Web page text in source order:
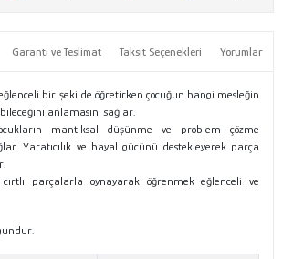
Garanti ve Teslimat Taksit Seçenekleri Yorumlar
bir şekilde öğretirken çocuğun hangi mesleğin
anlamasını sağlar.
mantıksal düşünme ve problem çözme
Yaratıcılık ve hayal gücünü destekleyerek parça
cırtlı parçalarla oynayarak öğrenmek eğlenceli ve